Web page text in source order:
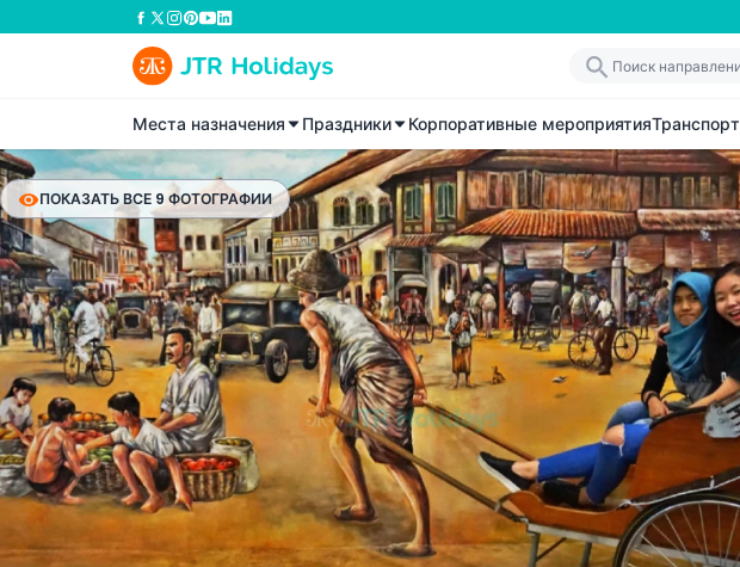
Места назначения Праздники Корпоративные мероприятияТранспорт
ПОКАЗАТЬ ВСЕ 9 ФОТОГРАФИИ